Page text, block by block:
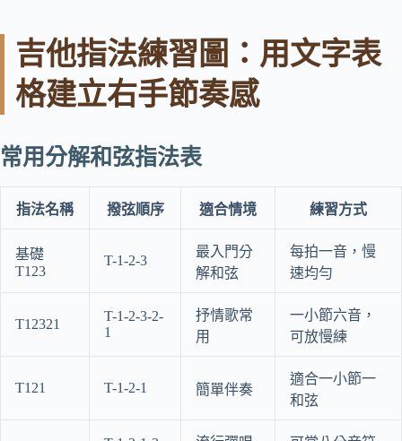
吉他指法練習圖：用文字表
格建立右手節奏感
常用分解和弦指法表
指法名稱 撥弦順序 適合情境 練習方式
基礎
T123
T-1-2-3
最入門分
解和弦
每拍一音，慢
速均勻
T12321
T-1-2-3-2-
1
抒情歌常
用
一小節六音，
可放慢練
T121 T-1-2-1 簡單伴奏
適合一小節一
和弦